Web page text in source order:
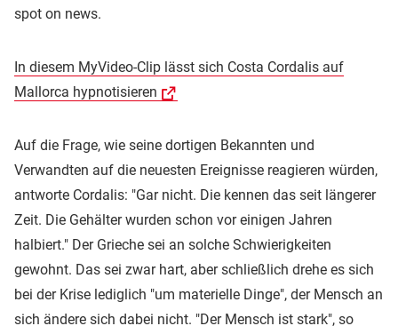
spot on news.
In diesem MyVideo-Clip lässt sich Costa Cordalis auf
Mallorca hypnotisieren
Auf die Frage, wie seine dortigen Bekannten und
Verwandten auf die neuesten Ereignisse reagieren würden,
antworte Cordalis: "Gar nicht. Die kennen das seit längerer
Zeit. Die Gehälter wurden schon vor einigen Jahren
halbiert." Der Grieche sei an solche Schwierigkeiten
gewohnt. Das sei zwar hart, aber schließlich drehe es sich
bei der Krise lediglich "um materielle Dinge", der Mensch an
sich ändere sich dabei nicht. "Der Mensch ist stark", so